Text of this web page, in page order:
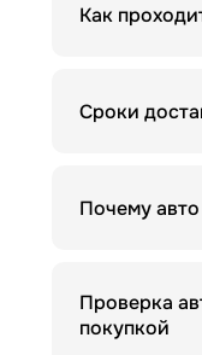
Как
Сроки
Почему
Проверка
покупкой